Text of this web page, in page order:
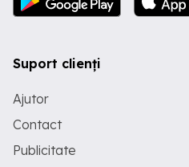
Suport clienți
Ajutor
Contact
Publicitate